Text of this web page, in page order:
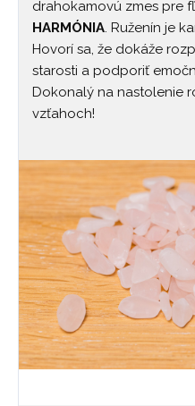
drahokamovú zmes pre
HARMÓNIA. Ruženín je
Hovorí sa, že dokáže
starosti a podporiť
Dokonalý na nastolenie
vzťahoch!